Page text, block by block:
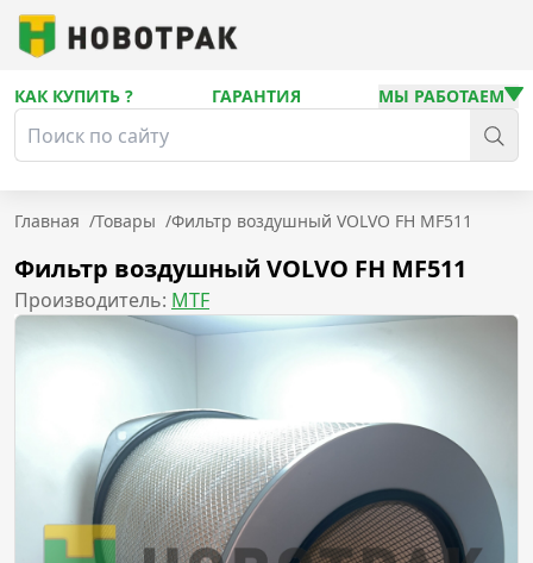
КАК КУПИТЬ ? ГАРАНТИЯ МЫ РАБОТАЕМ
Главная /Товары /Фильтр воздушный VOLVO FH MF511
Фильтр воздушный VOLVO FH MF511
Производитель: MTF